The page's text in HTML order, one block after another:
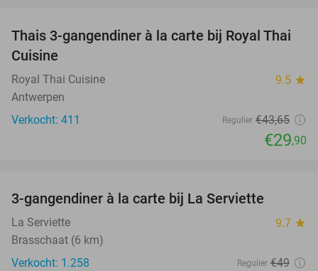
32%
Thais 3-gangendiner à la carte bij Royal Thai
Cuisine
Royal Thai Cuisine 9.5 star
Antwerpen
Verkocht: 411
Regulier €43,65
€29,90
3-gangendiner à la carte bij La Serviette
La Serviette 9.7 star
Brasschaat (6 km)
Verkocht: 1.258
Regulier €49